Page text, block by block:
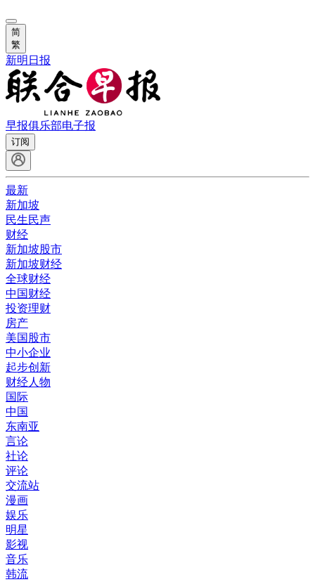
简
繁
新明日报
早报俱乐部电子报
订阅
最新
新加坡
民生民声
财经
新加坡股市
新加坡财经
全球财经
中国财经
投资理财
房产
美国股市
中小企业
起步创新
财经人物
国际
中国
东南亚
言论
社论
评论
交流站
漫画
娱乐
明星
影视
音乐
韩流